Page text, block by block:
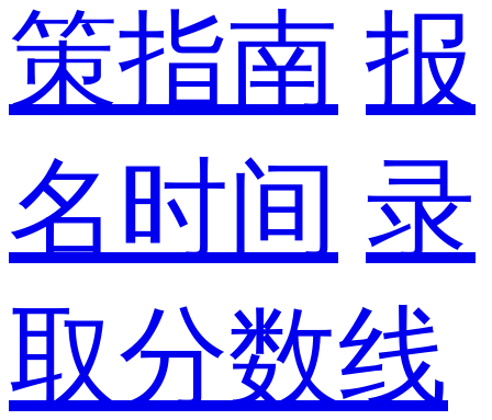
策指南 报
名时间 录
取分数线